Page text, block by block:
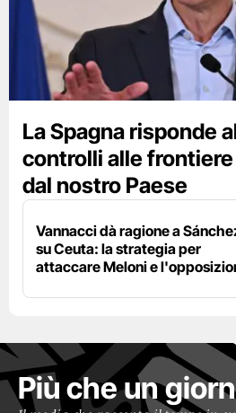
La Spagna risponde
controlli alle
dal nostro Paese
Vannacci dà ragione a
su Ceuta: la strategia per
attaccare Meloni e
Più che un